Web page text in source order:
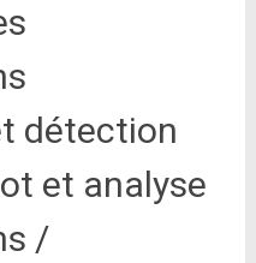
détection
et analyse
/